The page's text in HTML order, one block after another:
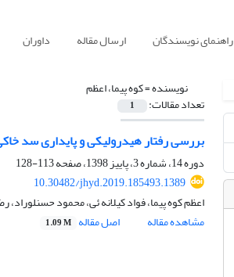
راهنمای نویسندگان ارسال مقاله داوران
نویسنده =کوه پیما، اعظم
تعداد مقالات: 1
بررسی رفتار هیدرولیکی و پایداری سد
دوره 14، شماره 3، پاییز 1398، صفحه
113-128
10.30482/jhyd.2019.185493.1389
اعظم کوه پیما، فواد کیلانه ئی، محمود حسنلوراد،
مشاهده مقاله
اصل مقاله 1.09 M